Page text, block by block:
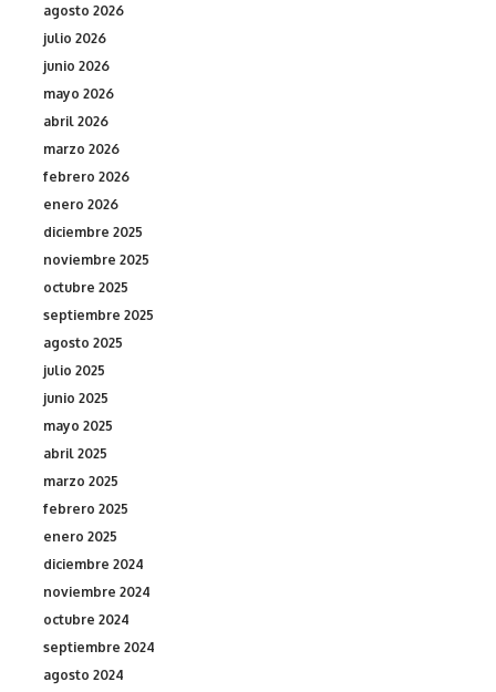
agosto 2026
julio 2026
junio 2026
mayo 2026
abril 2026
marzo 2026
febrero 2026
enero 2026
diciembre 2025
noviembre 2025
octubre 2025
septiembre 2025
agosto 2025
julio 2025
junio 2025
mayo 2025
abril 2025
marzo 2025
febrero 2025
enero 2025
diciembre 2024
noviembre 2024
octubre 2024
septiembre 2024
agosto 2024